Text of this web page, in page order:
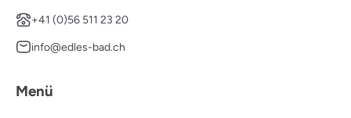
+41 (0)56 511 23 20
info@edles-bad.ch
Menü